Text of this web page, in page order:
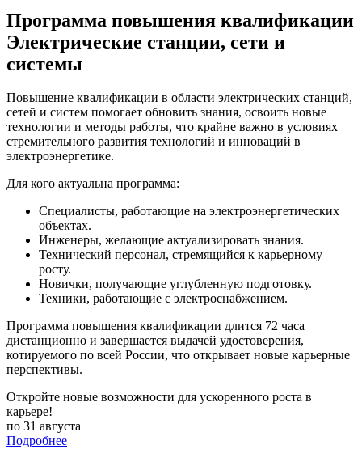
Программа повышения квалификации
Электрические станции, сети и
системы
Повышение квалификации в области электрических станций,
сетей и систем помогает обновить знания, освоить новые
технологии и методы работы, что крайне важно в условиях
стремительного развития технологий и инноваций в
электроэнергетике.
Для кого актуальна программа:
Специалисты, работающие на электроэнергетических
объектах.
Инженеры, желающие актуализировать знания.
Технический персонал, стремящийся к карьерному
росту.
Новички, получающие углубленную подготовку.
Техники, работающие с электроснабжением.
Программа повышения квалификации длится 72 часа
дистанционно и завершается выдачей удостоверения,
котируемого по всей России, что открывает новые карьерные
перспективы.
Откройте новые возможности для ускоренного роста в
карьере!
по 31 августа
Подробнее